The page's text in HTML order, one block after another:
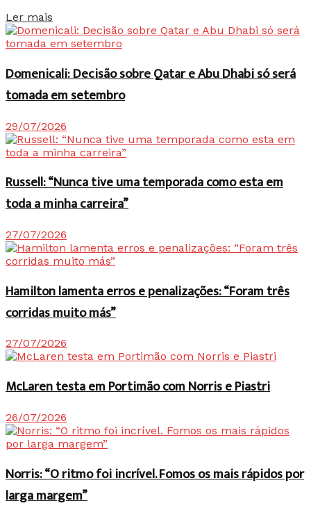
Ler mais
Domenicali: Decisão sobre Qatar e Abu Dhabi só será
tomada em setembro
29/07/2026
Russell: “Nunca tive uma temporada como esta em
toda a minha carreira”
27/07/2026
Hamilton lamenta erros e penalizações: “Foram três
corridas muito más”
27/07/2026
McLaren testa em Portimão com Norris e Piastri
26/07/2026
Norris: “O ritmo foi incrível. Fomos os mais rápidos por
larga margem”